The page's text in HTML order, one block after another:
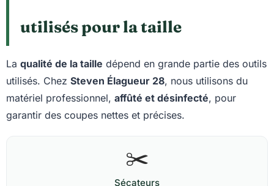
utilisés pour la taille
La qualité de la taille dépend en grande partie des outils
utilisés. Chez Steven Élagueur 28, nous utilisons du
matériel professionnel, affûté et désinfecté, pour
garantir des coupes nettes et précises.
✂️
Sécateurs